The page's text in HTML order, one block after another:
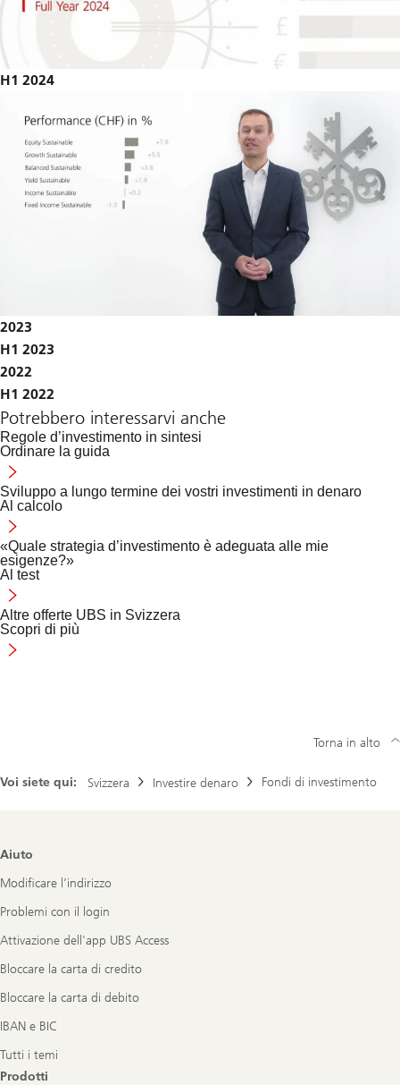
H1 2024
2023
H1 2023
2022
H1 2022
Potrebbero interessarvi anche
Regole d’investimento in sintesi
Ordinare la guida
Sviluppo a lungo termine dei vostri investimenti in denaro
Al calcolo
«Quale strategia d’investimento è adeguata alle mie
esigenze?»
Al test
Altre offerte UBS in Svizzera
Scopri di più
in
Voi siete qui: Svizzera Investire denaro Fondi di investimento
Torna in alto
Footer
Aiuto
Modificare l’indirizzo
Problemi con il login
Attivazione dell'app UBS Access
Bloccare la carta di credito
Bloccare la carta di debito
IBAN e BIC
Tutti i temi
Prodotti